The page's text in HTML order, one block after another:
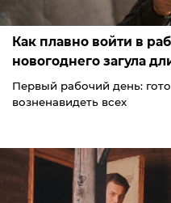
Как плавно войти в
новогоднего загула
Первый рабочий день:
возненавидеть всех